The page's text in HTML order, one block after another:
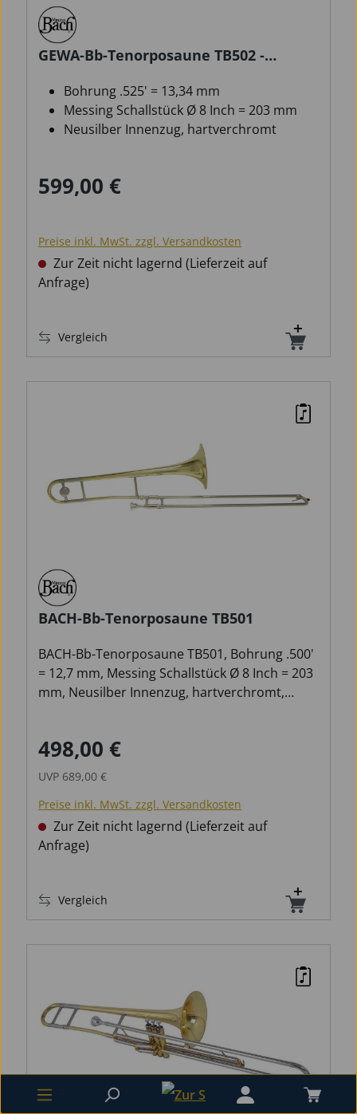
GEWA-Bb-Tenorposaune TB502 -
Bohrung .525' = 13,34 mm
Messing Schallstück Ø 8 Inch = 203 mm
Neusilber Innenzug, hartverchromt
Regulärer Preis:
599,00 €
Preise inkl. MwSt. zzgl. Versandkosten
Zur Zeit nicht lagernd (Lieferzeit auf
Anfrage)
Vergleich
BACH-Bb-Tenorposaune TB501
BACH-Bb-Tenorposaune TB501, Bohrung .500'
= 12,7 mm, Messing Schallstück Ø 8 Inch = 203
mm, Neusilber Innenzug, hartverchromt,
Leichtetui mit Rucksackgarnitur
Verkaufspreis:
498,00 €
UVP 689,00 €
Preise inkl. MwSt. zzgl. Versandkosten
Zur Zeit nicht lagernd (Lieferzeit auf
Anfrage)
Vergleich